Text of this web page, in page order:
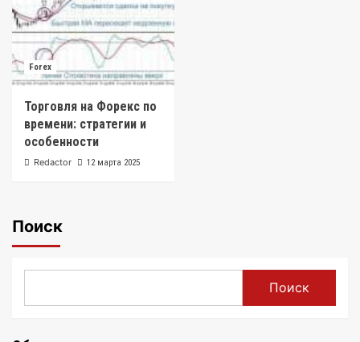
Forex
Торговля на Форекс по
времени: стратегии и
особенности
Redactor 12 марта 2025
Поиск
Поиск